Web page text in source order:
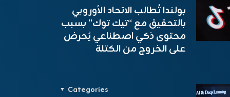
بولندا تُطالب الاتحاد الأوروبي
بالتحقيق مع “تيك توك” بسبب
محتوى ذكي اصطناعي يُحرض
على الخروج من الكتلة
Categories